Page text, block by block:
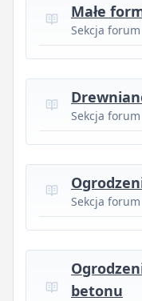
Małe
Sekcja forum
Sekcja forum
Sekcja forum
betonu